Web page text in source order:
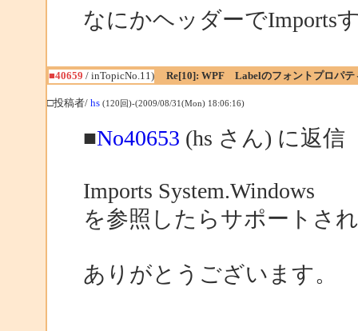
なにかヘッダーでImports
■40659 / inTopicNo.11) Re[10]: WPF Labelのフォントプロパテ
□投稿者/ hs (120回)-(2009/08/31(Mon) 18:06:16)
■No40653 (hs さん) に返信
Imports System.Windows
を参照したらサポートさ
ありがとうございます。